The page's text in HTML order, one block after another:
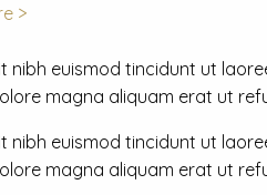
>
euismod tincidunt ut
magna aliquam erat ut
euismod tincidunt ut
magna aliquam erat ut